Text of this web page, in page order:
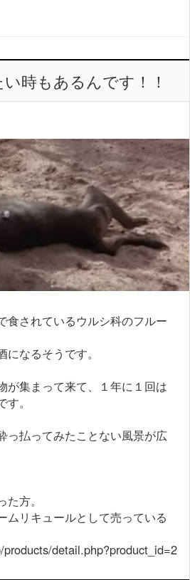
時もあるんです！！
食されているウルシ科のフルー
なるそうです。
が集まって来て、１年に１回は
。
っ払ってみたことない風景が広
方。
ムリキュールとして売っている
detail.php?product_id=2